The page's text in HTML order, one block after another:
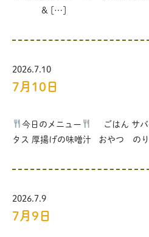
& […]
2026.7.10
7月10日
今日のメニュー
ごはん サバ
タス 厚揚げの味噌汁 おやつ の
2026.7.9
7月9日